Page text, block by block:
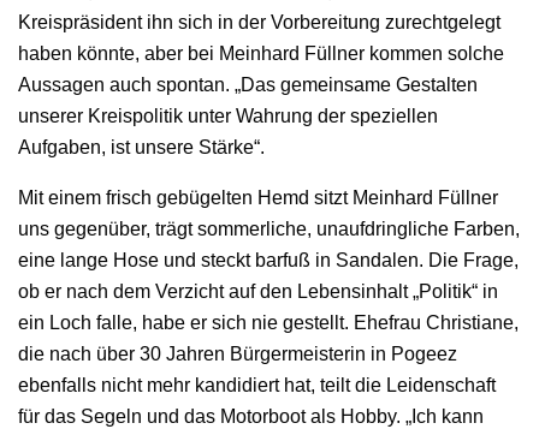
Kreispräsident ihn sich in der Vorbereitung zurechtgelegt
haben könnte, aber bei Meinhard Füllner kommen solche
Aussagen auch spontan. „Das gemeinsame Gestalten
unserer Kreispolitik unter Wahrung der speziellen
Aufgaben, ist unsere Stärke“.
Mit einem frisch gebügelten Hemd sitzt Meinhard Füllner
uns gegenüber, trägt sommerliche, unaufdringliche Farben,
eine lange Hose und steckt barfuß in Sandalen. Die Frage,
ob er nach dem Verzicht auf den Lebensinhalt „Politik“ in
ein Loch falle, habe er sich nie gestellt. Ehefrau Christiane,
die nach über 30 Jahren Bürgermeisterin in Pogeez
ebenfalls nicht mehr kandidiert hat, teilt die Leidenschaft
für das Segeln und das Motorboot als Hobby. „Ich kann